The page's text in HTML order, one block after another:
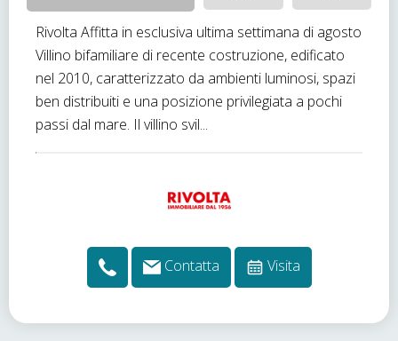
Rivolta Affitta in esclusiva ultima settimana di agosto
Villino bifamiliare di recente costruzione, edificato
nel 2010, caratterizzato da ambienti luminosi, spazi
ben distribuiti e una posizione privilegiata a pochi
passi dal mare. Il villino svil...
Contatta Visita